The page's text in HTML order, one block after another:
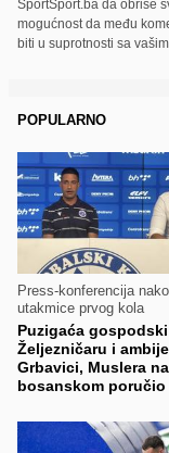
SportSport.ba da obriše
mogućnost da među
biti u suprotnosti sa
POPULARNO
Press-konferencija
utakmice prvog kola
Puzigaća
Željezničaru i
Grbavici, Muslera na
bosanskom